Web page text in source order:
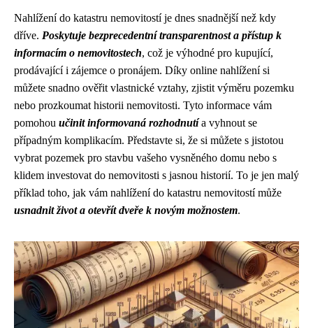
Nahlížení do katastru nemovitostí je dnes snadnější než kdy
dříve. Poskytuje bezprecedentní transparentnost a přístup k
informacím o nemovitostech, což je výhodné pro kupující,
prodávající i zájemce o pronájem. Díky online nahlížení si
můžete snadno ověřit vlastnické vztahy, zjistit výměru pozemku
nebo prozkoumat historii nemovitosti. Tyto informace vám
pomohou učinit informovaná rozhodnutía vyhnout se
případným komplikacím. Představte si, že si můžete s jistotou
vybrat pozemek pro stavbu vašeho vysněného domu nebo s
klidem investovat do nemovitosti s jasnou historií. To je jen malý
příklad toho, jak vám nahlížení do katastru nemovitostí může
usnadnit život a otevřít dveře k novým možnostem.